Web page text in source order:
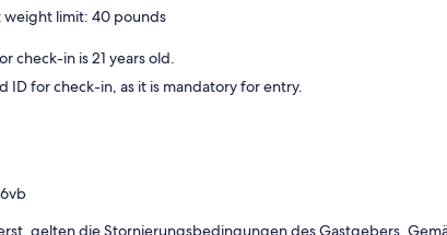
the front desk if you arrive early.
available, available in the property.
weight limit: 40 pounds
check-in is 21 years old.
ID for check-in, as it is mandatory for entry.
gelten die Stornierungsbedingungen des Gastgebers.